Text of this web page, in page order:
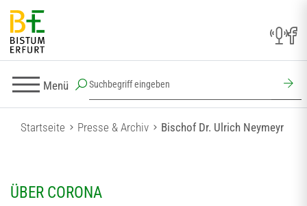
Menü
Startseite Presse & Archiv Bischof Dr. Ulrich Neymeyr
ÜBER CORONA